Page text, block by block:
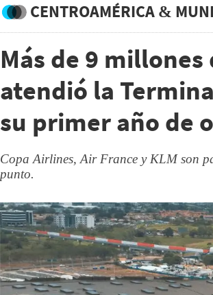
CENTROAMÉRICA &
Más de 9
atendió la
su primer año de
Copa Airlines, Air France y KLM son
punto.